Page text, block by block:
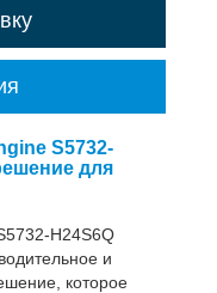
S5732-
для
H24S6Q
и
которое